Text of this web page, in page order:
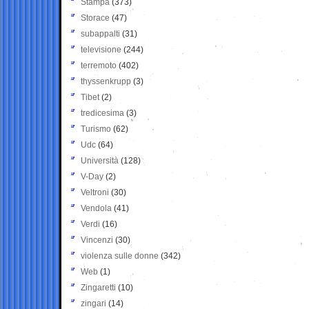
Stampa (373)
Storace (47)
subappalti (31)
televisione(244)
terremoto (402)
thyssenkrupp (3)
Tibet(2)
tredicesima (3)
Turismo (62)
Udc (64)
Università (128)
V-Day (2)
Veltroni (30)
Vendola (41)
Verdi (16)
Vincenzi (30)
violenza sulle donne (342)
Web (1)
Zingaretti (10)
zingari (14)